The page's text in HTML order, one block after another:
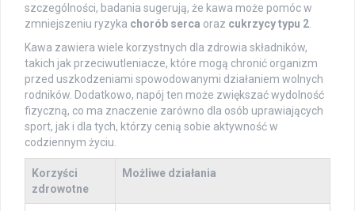
szczególności, badania sugerują, że kawa może pomóc w
zmniejszeniu ryzyka chorób serca oraz cukrzycy typu 2
Kawa zawiera wiele korzystnych dla zdrowia składników,
takich jak przeciwutleniacze, które mogą chronić organizm
przed uszkodzeniami spowodowanymi działaniem wolnych
rodników. Dodatkowo, napój ten może zwiększać wydolność
fizyczną, co ma znaczenie zarówno dla osób uprawiających
sport, jak i dla tych, którzy cenią sobie aktywność w
codziennym życiu.
Korzyści
zdrowotne
Możliwe działania